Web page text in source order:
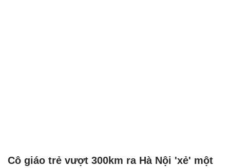
Cô giáo trẻ vượt 300km ra Hà Nội 'xẻ' một